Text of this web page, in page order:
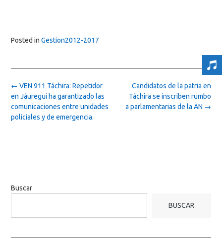
Posted in Gestion2012-2017
Post
navigation
Candidatos de la patria en
Táchira se inscriben rumbo
a parlamentarias de la AN →
← VEN 911 Táchira: Repetidor
en Jáuregui ha garantizado las
comunicaciones entre unidades
policiales y de emergencia.
Buscar
BUSCAR